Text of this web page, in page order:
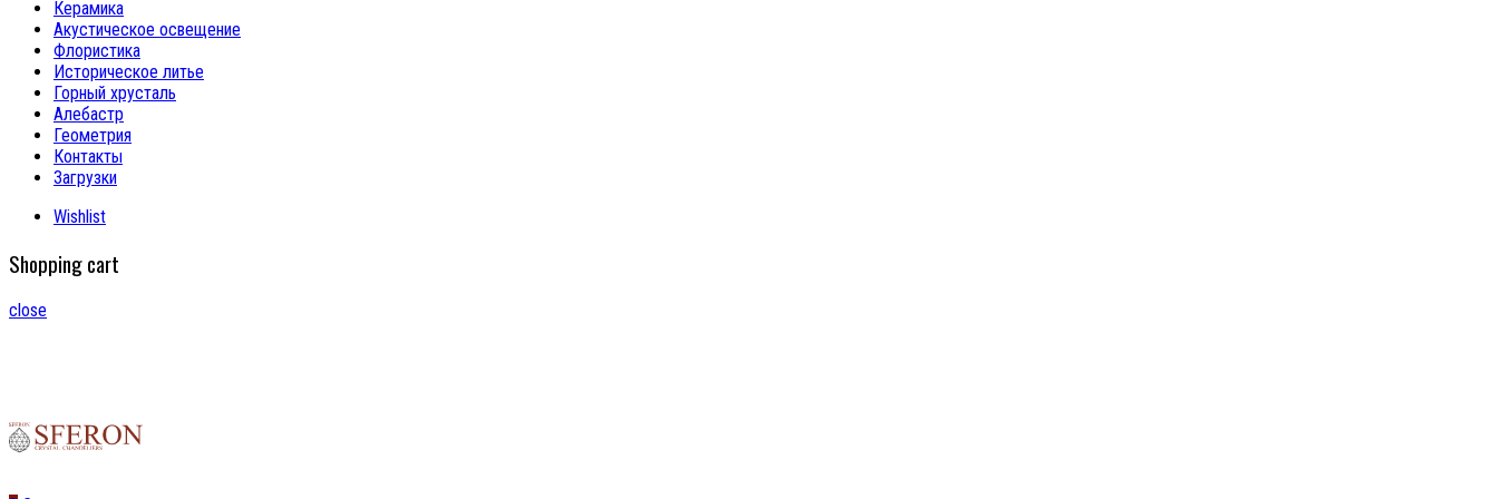
Керамика
Акустическое освещение
Флористика
Историческое литье
Горный хрусталь
Алебастр
Геометрия
Контакты
Загрузки
Wishlist
Shopping cart
close